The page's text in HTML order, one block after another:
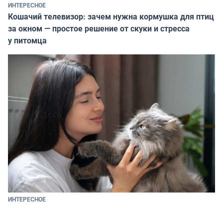
ИНТЕРЕСНОЕ
Кошачий телевизор: зачем нужна кормушка для птиц
за окном — простое решение от скуки и стресса
у питомца
ИНТЕРЕСНОЕ